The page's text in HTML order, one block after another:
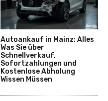
Autoankauf in Mainz: Alles
Was Sie über
Schnellverkauf,
Sofortzahlungen und
Kostenlose Abholung
Wissen Müssen